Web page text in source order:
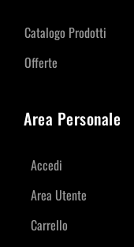
Catalogo Prodotti
Offerte
Area Personale
Accedi
Area Utente
Carrello